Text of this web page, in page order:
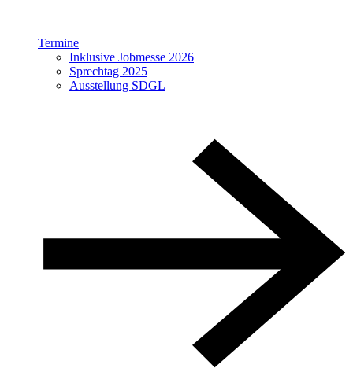
Termine
Inklusive Jobmesse 2026
Sprechtag 2025
Ausstellung SDGL